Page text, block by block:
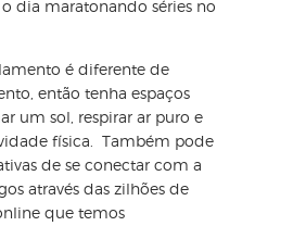
dia maratonando séries no
é diferente de
então tenha espaços
um sol, respirar ar puro e
física. Também pode
de se conectar com a
através das zilhões de
que temos